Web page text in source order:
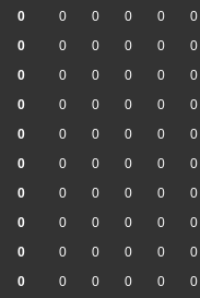
0
0
0
0
0
0
0
0
0
0
0
0
0
0
0
0
0
0
0
0
0
0
0
0
0
0
0
0
0
0
0
0
0
0
0
0
0
0
0
0
0
0
0
0
0
0
0
0
0
0
0
0
0
0
0
0
0
0
0
0